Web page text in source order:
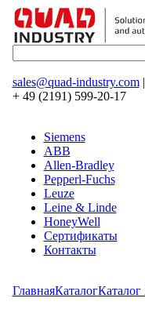
sales@quad-industry.com|
+ 49 (2191) 599-20-17
Siemens
ABB
Allen-Bradley
Pepperl-Fuchs
Leuze
Leine & Linde
HoneyWell
Сертификаты
Контакты
ГлавнаяКаталог